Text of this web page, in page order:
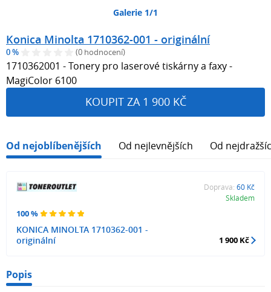
Galerie 1/1
Konica Minolta 1710362-001 - originální
0 % (0 hodnocení)
1710362001 - Tonery pro laserové tiskárny a faxy -
MagiColor 6100
KOUPIT ZA 1 900 KČ
Od nejoblíbenějších Od nejlevnějších Od
100 %
KONICA MINOLTA 1710362-001 -
originální
Doprava: 60 Kč
Skladem
1 900 Kč
Popis